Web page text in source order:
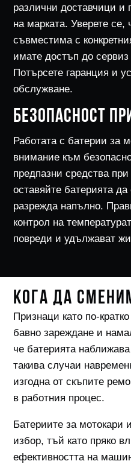
различни доставчици и
на марката. Уверете се,
съвместима с
имате достъп до
Потърсете гаранция и
обслужване.
БЕЗОПАСНОСТ
Работата с батерии за
внимание към
предпазни средства
оставяйте батерията
разрежда напълно.
контрол на
повреди и удължават
КОГА ДА
Признаци като по-
бавно зареждане и
че батерията
такива случаи
изгодна от скъпите
в работния процес.
Батериите за мотокари
избор, тъй като пряко
ефективността на